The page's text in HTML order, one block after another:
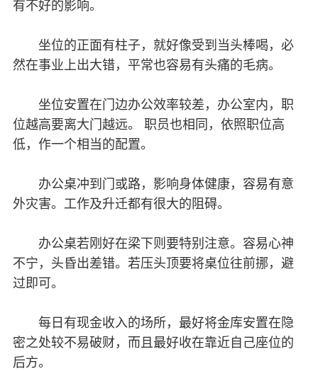
有不好的影响。
坐位的正面有柱子，就好像受到当头棒喝，必
然在事业上出大错，平常也容易有头痛的毛病。
坐位安置在门边办公效率较差，办公室内，职
位越高要离大门越远。 职员也相同，依照职位高
低，作一个相当的配置。
办公桌冲到门或路，影响身体健康，容易有意
外灾害。工作及升迁都有很大的阻碍。
办公桌若刚好在梁下则要特别注意。容易心神
不宁，头昏出差错。若压头顶要将桌位往前挪，避
过即可。
每日有现金收入的场所，最好将金库安置在隐
密之处较不易破财，而且最好收在靠近自己座位的
后方。